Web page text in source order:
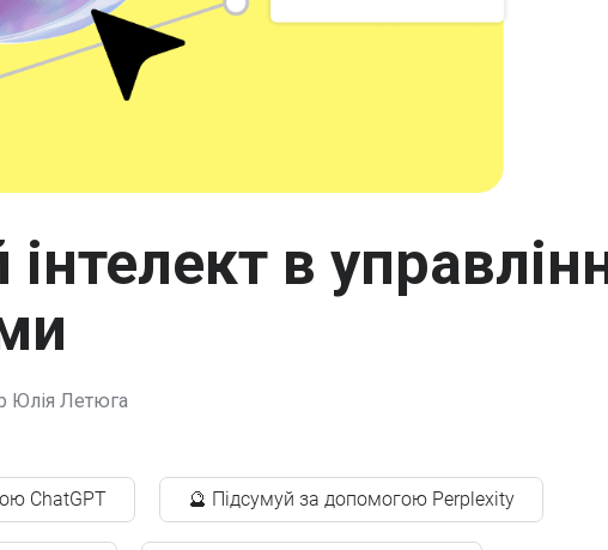
в
Юлія Летюга
ChatGPT 🔮 Підсумуй за допомогою Perplexity